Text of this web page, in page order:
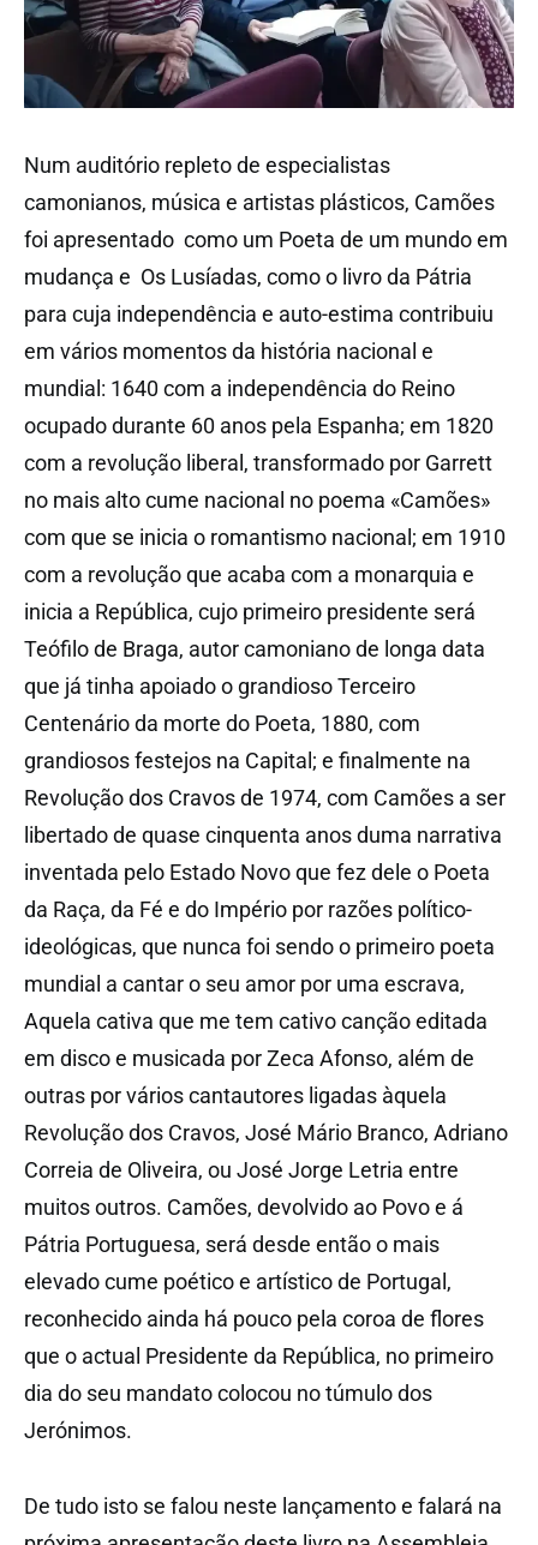
Num auditório repleto de especialistas
camonianos, música e artistas plásticos, Camões
foi apresentado como um Poeta de um mundo em
mudança e Os Lusíadas, como o livro da Pátria
para cuja independência e auto-estima contribuiu
em vários momentos da história nacional e
mundial: 1640 com a independência do Reino
ocupado durante 60 anos pela Espanha; em 1820
com a revolução liberal, transformado por Garrett
no mais alto cume nacional no poema «Camões»
com que se inicia o romantismo nacional; em 1910
com a revolução que acaba com a monarquia e
inicia a República, cujo primeiro presidente será
Teófilo de Braga, autor camoniano de longa data
que já tinha apoiado o grandioso Terceiro
Centenário da morte do Poeta, 1880, com
grandiosos festejos na Capital; e finalmente na
Revolução dos Cravos de 1974, com Camões a ser
libertado de quase cinquenta anos duma narrativa
inventada pelo Estado Novo que fez dele o Poeta
da Raça, da Fé e do Império por razões político-
ideológicas, que nunca foi sendo o primeiro poeta
mundial a cantar o seu amor por uma escrava,
Aquela cativa que me tem cativo canção editada
em disco e musicada por Zeca Afonso, além de
outras por vários cantautores ligadas àquela
Revolução dos Cravos, José Mário Branco, Adriano
Correia de Oliveira, ou José Jorge Letria entre
muitos outros. Camões, devolvido ao Povo e á
Pátria Portuguesa, será desde então o mais
elevado cume poético e artístico de Portugal,
reconhecido ainda há pouco pela coroa de flores
que o actual Presidente da República, no primeiro
dia do seu mandato colocou no túmulo dos
Jerónimos.
De tudo isto se falou neste lançamento e falará na